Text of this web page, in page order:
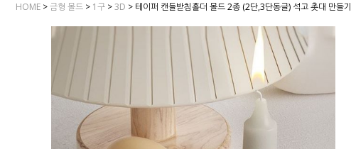
HOME >금형 몰드 > 1구 >3D > 테이퍼 캔들받침홀더 몰드 2종 (2단,3단동글) 석고 촛대 만들기